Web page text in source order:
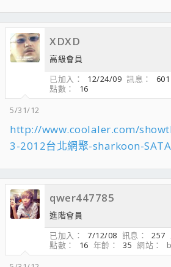
XDXD
高級會員
已加入
12/24/09 訊息 601
點數
16
5/31/12
http://www.coolaler.com/
3-2012台北網聚-sharkoon-
qwer447785
進階會員
已加入
7/12/08 訊息 257
點數
16 年齡 35 網站